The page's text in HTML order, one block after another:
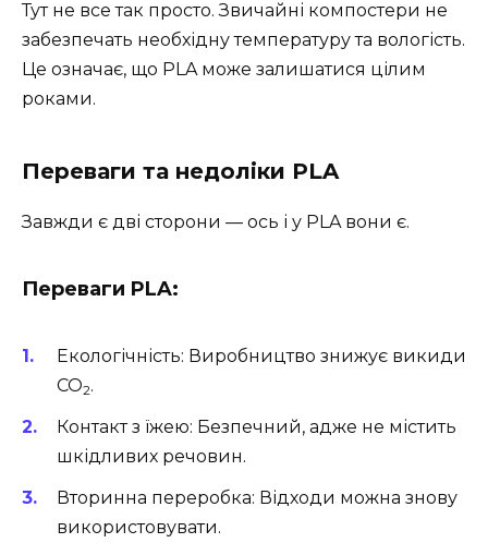
Тут не все так просто. Звичайні компостери не
забезпечать необхідну температуру та вологість.
Це означає, що PLA може залишатися цілим
роками.
Переваги та недоліки PLA
Завжди є дві сторони — ось і у PLA вони є.
Переваги PLA:
Екологічність: Виробництво знижує викиди
CO2.
Контакт з їжею: Безпечний, адже не містить
шкідливих речовин.
Вторинна переробка: Відходи можна знову
використовувати.